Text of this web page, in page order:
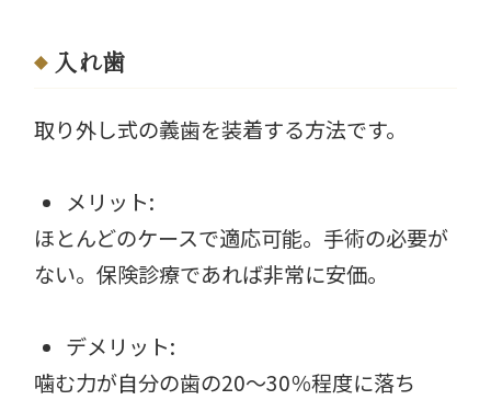
入れ歯
取り外し式の義歯を装着する方法です。
メリット:
ほとんどのケースで適応可能。手術の必要が
ない。保険診療であれば非常に安価。
デメリット:
噛む力が自分の歯の20〜30％程度に落ち